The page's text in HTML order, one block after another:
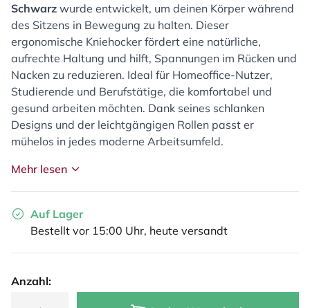
Schwarz wurde entwickelt, um deinen Körper während
des Sitzens in Bewegung zu halten. Dieser
ergonomische Kniehocker fördert eine natürliche,
aufrechte Haltung und hilft, Spannungen im Rücken und
Nacken zu reduzieren. Ideal für Homeoffice-Nutzer,
Studierende und Berufstätige, die komfortabel und
gesund arbeiten möchten. Dank seines schlanken
Designs und der leichtgängigen Rollen passt er
mühelos in jedes moderne Arbeitsumfeld.
Mehr lesen
Auf Lager
Bestellt vor 15:00 Uhr, heute versandt
Anzahl: